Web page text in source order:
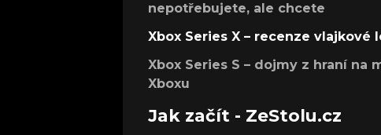
nepotřebujete, ale chcete
Xbox Series X – recenze vlajkové
Xbox Series S – dojmy z hraní na
Xboxu
Jak začít - ZeStolu.cz